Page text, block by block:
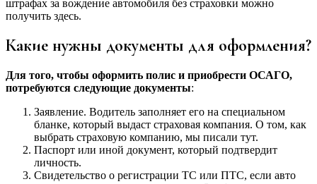
штрафах за вождение автомобиля без страховки можно
получить здесь.
Какие нужны документы для оформления?
Для того, чтобы оформить полис и приобрести ОСАГО,
потребуются следующие документы:
Заявление. Водитель заполняет его на специальном
бланке, который выдаст страховая компания. О том, как
выбрать страховую компанию, мы писали тут.
Паспорт или иной документ, который подтвердит
личность.
Свидетельство о регистрации ТС или ПТС, если авто